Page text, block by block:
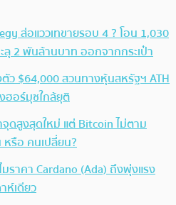
ส่อแววเทขายรอบ 4 ? โอน 1,030
ลุ 2 พันล้านบาท ออกจากกระเป๋า
ว $64,000 สวนทางหุ้นสหรัฐฯ ATH
อร์มุซใกล้ยุติ
จุดสูงสุดใหม่ แต่ Bitcoin ไม่ตาม
หรือ คนเปลี่ยน?
ราคา Cardano (Ada) ถึงพุ่งแรง
ห์เดียว